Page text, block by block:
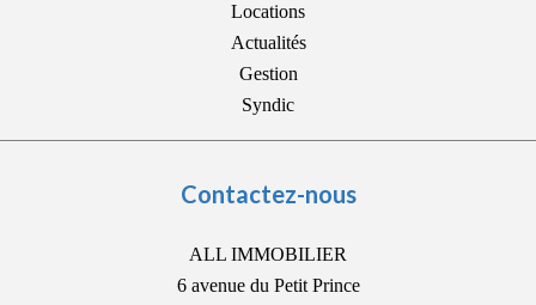
Locations
Actualités
Gestion
Syndic
Contactez-nous
ALL IMMOBILIER
6 avenue du Petit Prince